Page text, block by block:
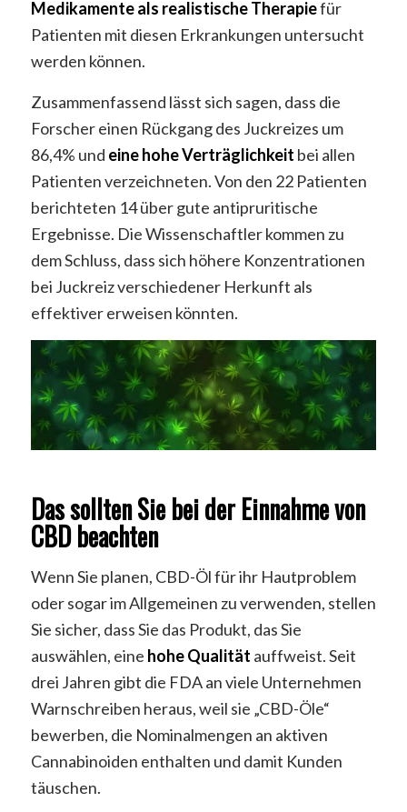
Medikamente als realistische Therapiefür
Patienten mit diesen Erkrankungen untersucht
werden können.
Zusammenfassend lässt sich sagen, dass die
Forscher einen Rückgang des Juckreizes um
86,4% und eine hohe Verträglichkeit bei allen
Patienten verzeichneten. Von den 22 Patienten
berichteten 14 über gute antipruritische
Ergebnisse. Die Wissenschaftler kommen zu
dem Schluss, dass sich höhere Konzentrationen
bei Juckreiz verschiedener Herkunft als
effektiver erweisen könnten.
Das sollten Sie bei der Einnahme von
CBD beachten
Wenn Sie planen, CBD-Öl für ihr Hautproblem
oder sogar im Allgemeinen zu verwenden, stellen
Sie sicher, dass Sie das Produkt, das Sie
auswählen, eine hohe Qualität auffweist. Seit
drei Jahren gibt die FDA an viele Unternehmen
Warnschreiben heraus, weil sie „CBD-Öle“
bewerben, die Nominalmengen an aktiven
Cannabinoiden enthalten und damit Kunden
täuschen.